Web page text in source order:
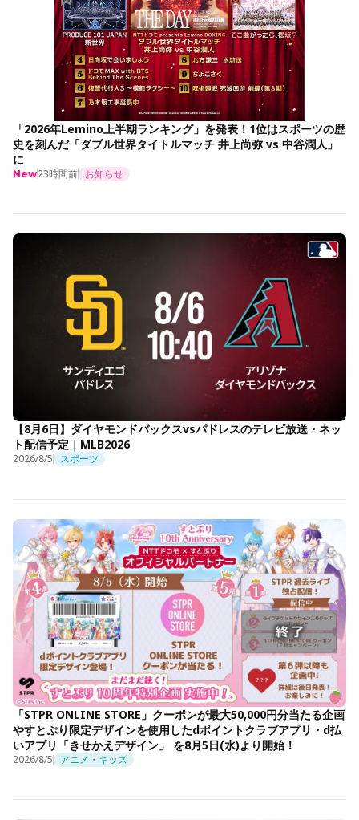
「2026年Lemino上半期ランキング」を発表！1位はスポーツの歴
史を刻んだ「ダブル世界タイトルマッチ 井上尚弥 vs 中谷潤人」
に
New23時間前 お知らせ
【8月6日】ダイヤモンドバックスvsパドレスのテレビ放送・ネッ
ト配信予定｜MLB2026
2026/8/5 スポーツ
「STPR ONLINE STORE」クーポンが最大50,000円分当たる企画
やすとぷり限定デザインを使用したdポイントクラブアプリ・d払
いアプリ「きせかえデザイン」 を8月5日(水)より開始！
2026/8/5 アニメ・キッズ